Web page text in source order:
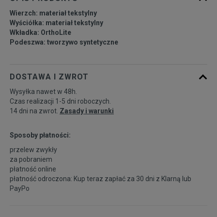
39,5 25 cm
40 25,5 cm
Wierzch: materiał tekstylny
Wyściółka: materiał tekstylny
Wkładka: OrthoLite
Podeszwa: tworzywo syntetyczne
DOSTAWA I ZWROT
Wysyłka nawet w 48h.
Czas realizacji 1-5 dni roboczych.
14 dni na zwrot. Zasady i warunki
Sposoby płatności:
przelew zwykły
za pobraniem
płatność online
płatność odroczona: Kup teraz zapłać za 30 dni z Klarną lub
PayPo